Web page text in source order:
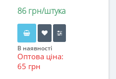
86 грн/штука
В наявності
Оптова ціна:
65 грн